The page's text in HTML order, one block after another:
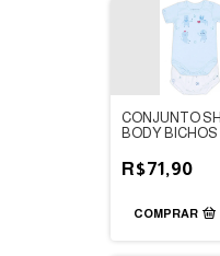
CONJUNTO
BODY BICHOS
R$71,90
COMPRAR